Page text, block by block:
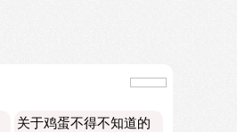
关于鸡蛋不得不知道的